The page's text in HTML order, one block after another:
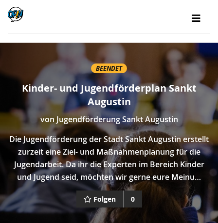
BEENDET
Kinder- und Jugendförderplan Sankt
Augustin
vonJugendförderung Sankt Augustin
Die Jugendförderung der Stadt Sankt Augustin erstellt
zurzeit eine Ziel- und Maßnahmenplanung für die
Jugendarbeit. Da ihr die Experten im Bereich Kinder
und Jugend seid, möchten wir gerne eure Meinu…
Folgen 0